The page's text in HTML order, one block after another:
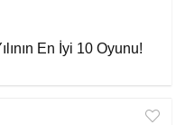
En İyi 10 Oyunu!